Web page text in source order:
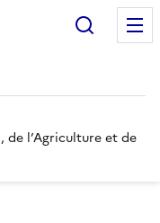
l’Agriculture et de